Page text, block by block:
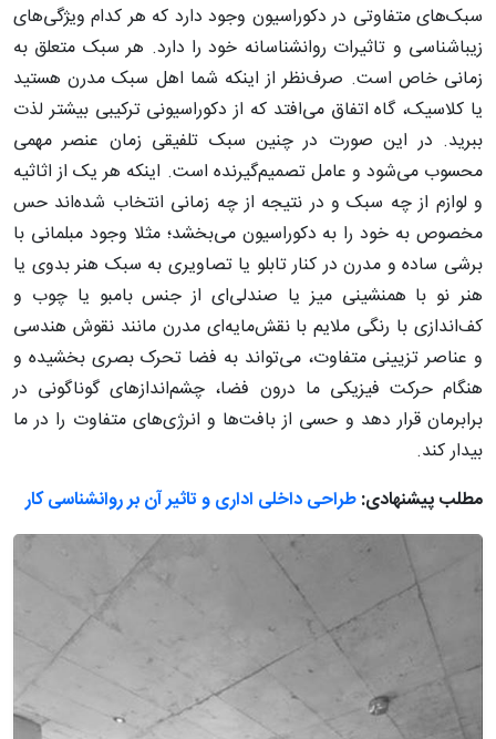
سبک‌های متفاوتی در دکوراسیون وجود دارد که هر کدام ویژگی‌های
زیباشناسی و تاثیرات روانشناسانه خود را دارد. هر سبک متعلق به
زمانی خاص است. صرف‌نظر از اینکه شما اهل سبک مدرن هستید
یا کلاسیک، گاه اتفاق می‌افتد که از دکوراسیونی ترکیبی بیشتر لذت
ببرید. در این صورت در چنین سبک تلفیقی زمان عنصر مهمی
محسوب می‌شود و عامل تصمیم‌گیرنده است. اینکه هر یک از اثاثیه
و لوازم از چه سبک و در نتیجه از چه زمانی انتخاب شده‌اند حس
مخصوص به خود را به دکوراسیون می‌بخشد؛ مثلا وجود مبلمانی با
برشی ساده و مدرن در کنار تابلو یا تصاویری به سبک هنر بدوی یا
هنر نو با همنشینی میز یا صندلی‌ای از جنس بامبو یا چوب و
کف‌اندازی با رنگی ملایم با نقش‌مایه‌ای مدرن مانند نقوش هندسی
و عناصر تزیینی متفاوت، می‌تواند به فضا تحرک بصری بخشیده و
هنگام حرکت فیزیکی ما درون فضا، چشم‌اندازهای گوناگونی در
برابرمان قرار دهد و حسی از بافت‌ها و انرژی‌های متفاوت را در ما
بیدار کند.
مطلب پیشنهادی:طراحی داخلی اداری و تاثیر آن بر روانشناسی کار